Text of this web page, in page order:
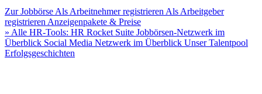
Zur Jobbörse Als Arbeitnehmer registrieren Als Arbeitgeber
registrieren Anzeigenpakete & Preise
» Alle HR-Tools: HR Rocket Suite Jobbörsen-Netzwerk im
Überblick Social Media Netzwerk im Überblick Unser Talentpool
Erfolgsgeschichten